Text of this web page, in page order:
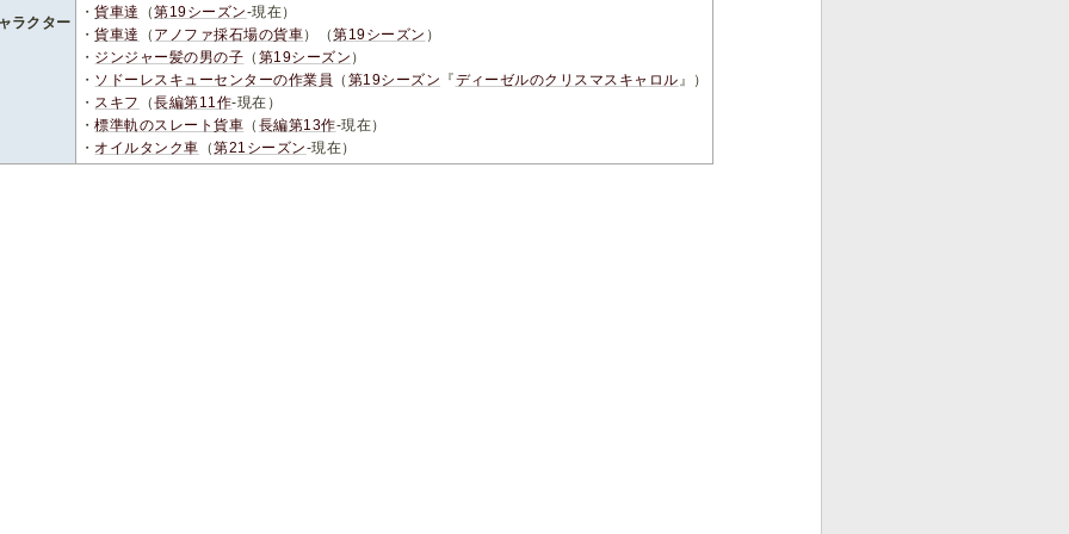
ラクター
・貨車達 （第19シーズン-現在）
・貨車達 （ アノファ採石場の貨車）（第19シーズン ）
・ ジンジャー髪の男の子 （ 第19シーズン ）
・ ソドーレスキューセンターの作業員 （ 第19シーズン 『ディーゼルのクリスマスキャロル 』）
・ スキフ （長編第11作-現在）
・標準軌のスレート貨車 （ 長編第13作-現在）
・ オイルタンク車 （第21シーズン-現在）